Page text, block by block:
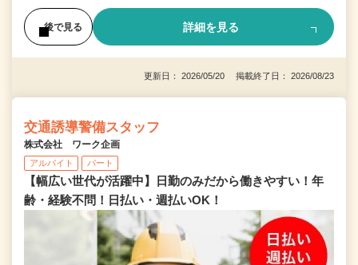
後で見る 詳細を見る
更新日： 2026/05/20 掲載終了日： 2026/08/23
交通誘導警備スタッフ
株式会社 ワーク企画
アルバイト パート
【幅広い世代が活躍中】日勤のみだから働きやすい！年
齢・経験不問！日払い・週払いOK！